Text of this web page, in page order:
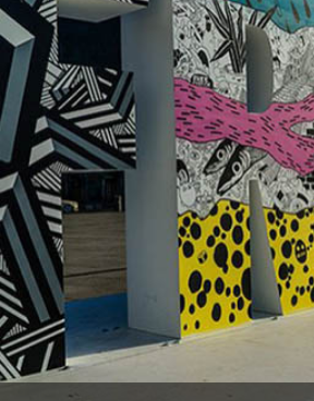
Mehr erfahren